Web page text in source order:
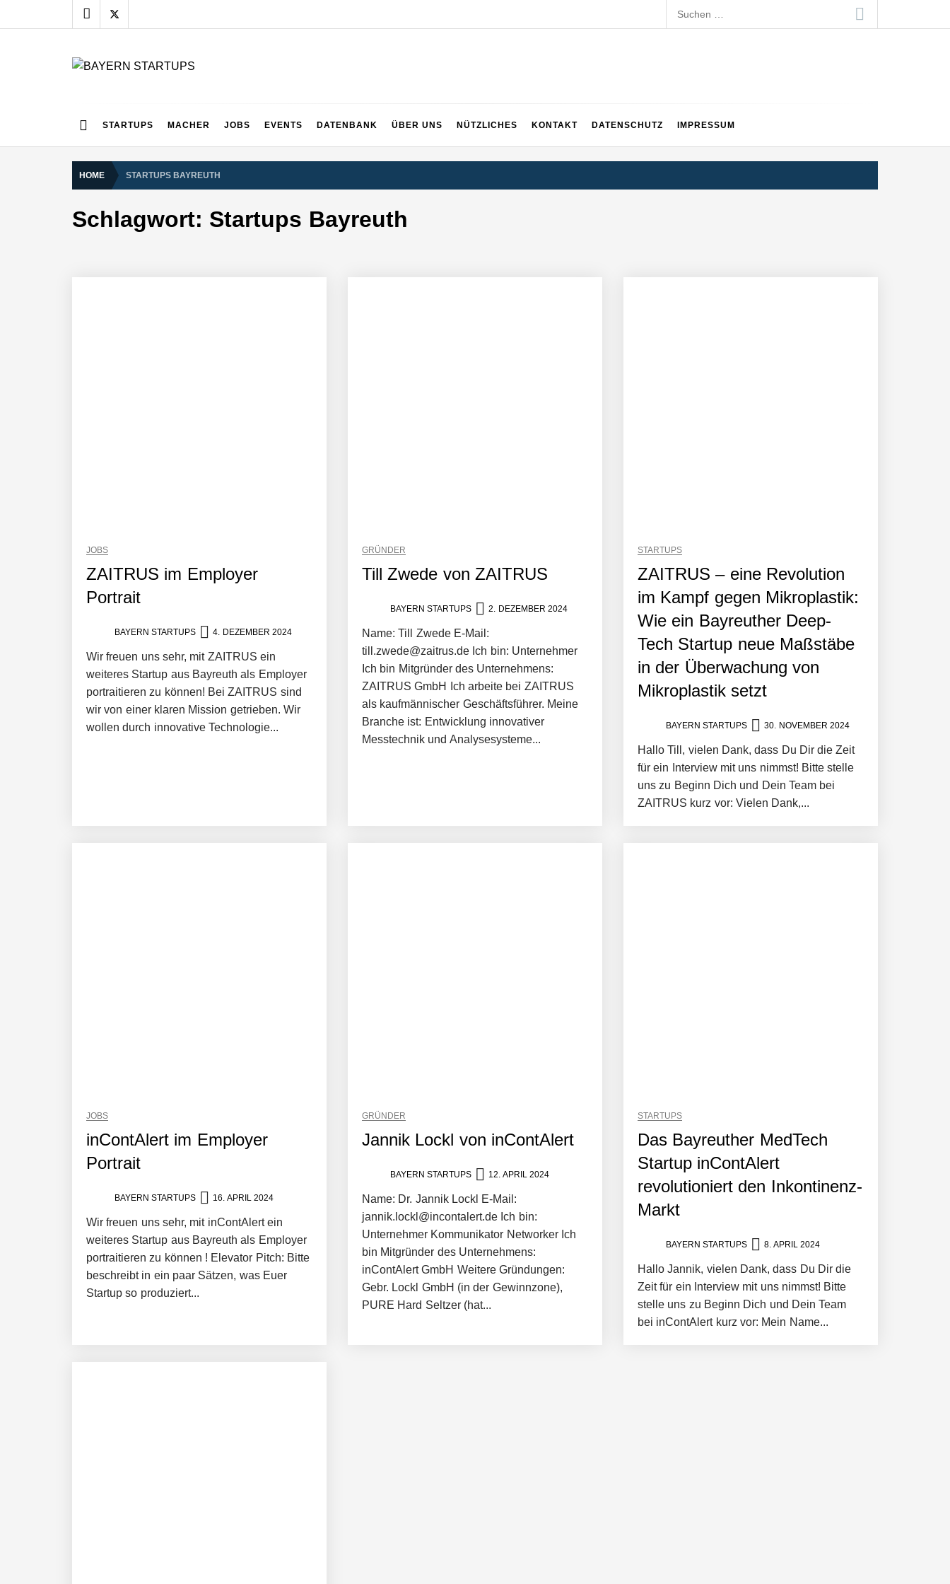
to
Suchen
nach:
STARTUPS MACHER JOBS EVENTS DATENBANK ÜBER UNS NÜTZLICHES KONTAKT DATENSCHUTZ IMPRESSUM
HOME STARTUPS BAYREUTH
Schlagwort: Startups Bayreuth
JOBS
ZAITRUS im Employer
Portrait
BAYERN STARTUPS 4. DEZEMBER 2024
Wir freuen uns sehr, mit ZAITRUS ein
weiteres Startup aus Bayreuth als Employer
portraitieren zu können! Bei ZAITRUS sind
wir von einer klaren Mission getrieben. Wir
wollen durch innovative Technologie...
GRÜNDER
Till Zwede von ZAITRUS
BAYERN STARTUPS 2. DEZEMBER 2024
Name: Till Zwede E-Mail:
till.zwede@zaitrus.de Ich bin: Unternehmer
Ich bin Mitgründer des Unternehmens:
ZAITRUS GmbH Ich arbeite bei ZAITRUS
als kaufmännischer Geschäftsführer. Meine
Branche ist: Entwicklung innovativer
Messtechnik und Analysesysteme...
STARTUPS
ZAITRUS – eine Revolution
im Kampf gegen Mikroplastik:
Wie ein Bayreuther Deep-
Tech Startup neue Maßstäbe
in der Überwachung von
Mikroplastik setzt
BAYERN STARTUPS 30. NOVEMBER 2024
Hallo Till, vielen Dank, dass Du Dir die Zeit
für ein Interview mit uns nimmst! Bitte stelle
uns zu Beginn Dich und Dein Team bei
ZAITRUS kurz vor: Vielen Dank,...
JOBS
inContAlert im Employer
Portrait
BAYERN STARTUPS 16. APRIL 2024
Wir freuen uns sehr, mit inContAlert ein
weiteres Startup aus Bayreuth als Employer
portraitieren zu können ! Elevator Pitch: Bitte
beschreibt in ein paar Sätzen, was Euer
Startup so produziert...
GRÜNDER
Jannik Lockl von inContAlert
BAYERN STARTUPS 12. APRIL 2024
Name: Dr. Jannik Lockl E-Mail:
jannik.lockl@incontalert.de Ich bin:
Unternehmer Kommunikator Networker Ich
bin Mitgründer des Unternehmens:
inContAlert GmbH Weitere Gründungen:
Gebr. Lockl GmbH (in der Gewinnzone),
PURE Hard Seltzer (hat...
STARTUPS
Das Bayreuther MedTech
Startup inContAlert
revolutioniert den Inkontinenz-
Markt
BAYERN STARTUPS 8. APRIL 2024
Hallo Jannik, vielen Dank, dass Du Dir die
Zeit für ein Interview mit uns nimmst! Bitte
stelle uns zu Beginn Dich und Dein Team
bei inContAlert kurz vor: Mein Name...